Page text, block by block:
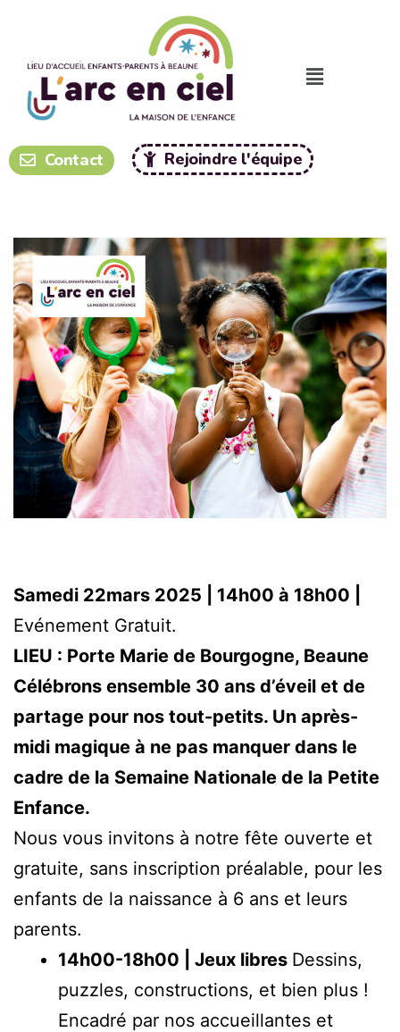
Contact Rejoindre l'équipe
Samedi 22mars 2025 | 14h00 à 18h00 |
Evénement Gratuit.
LIEU : Porte Marie de Bourgogne, Beaune
Célébrons ensemble 30 ans d’éveil et de
partage pour nos tout-petits. Un après-
midi magique à ne pas manquer dans le
cadre de la Semaine Nationale de la Petite
Enfance.
Nous vous invitons à notre fête ouverte et
gratuite, sans inscription préalable, pour les
enfants de la naissance à 6 ans et leurs
parents.
14h00-18h00 | Jeux libres Dessins,
puzzles, constructions, et bien plus !
Encadré par nos accueillantes et
Panneau de gestion des cookies